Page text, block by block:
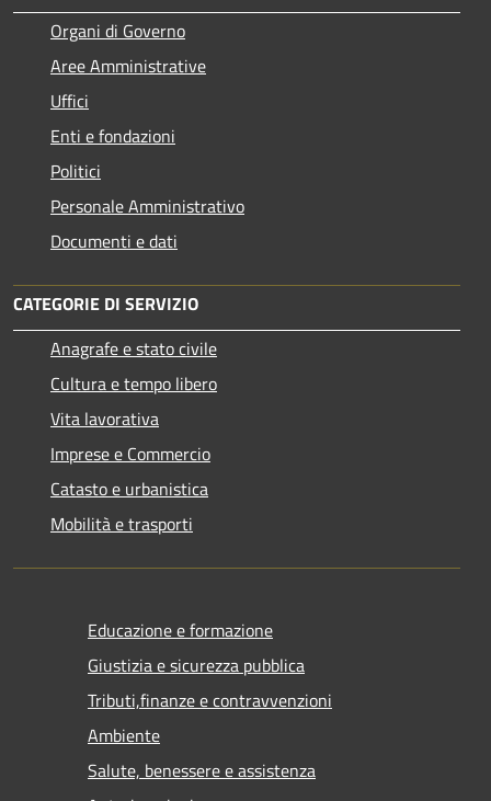
Organi di Governo
Aree Amministrative
Uffici
Enti e fondazioni
Politici
Personale Amministrativo
Documenti e dati
CATEGORIE DI SERVIZIO
Anagrafe e stato civile
Cultura e tempo libero
Vita lavorativa
Imprese e Commercio
Catasto e urbanistica
Mobilità e trasporti
Educazione e formazione
Giustizia e sicurezza pubblica
Tributi,finanze e contravvenzioni
Ambiente
Salute, benessere e assistenza